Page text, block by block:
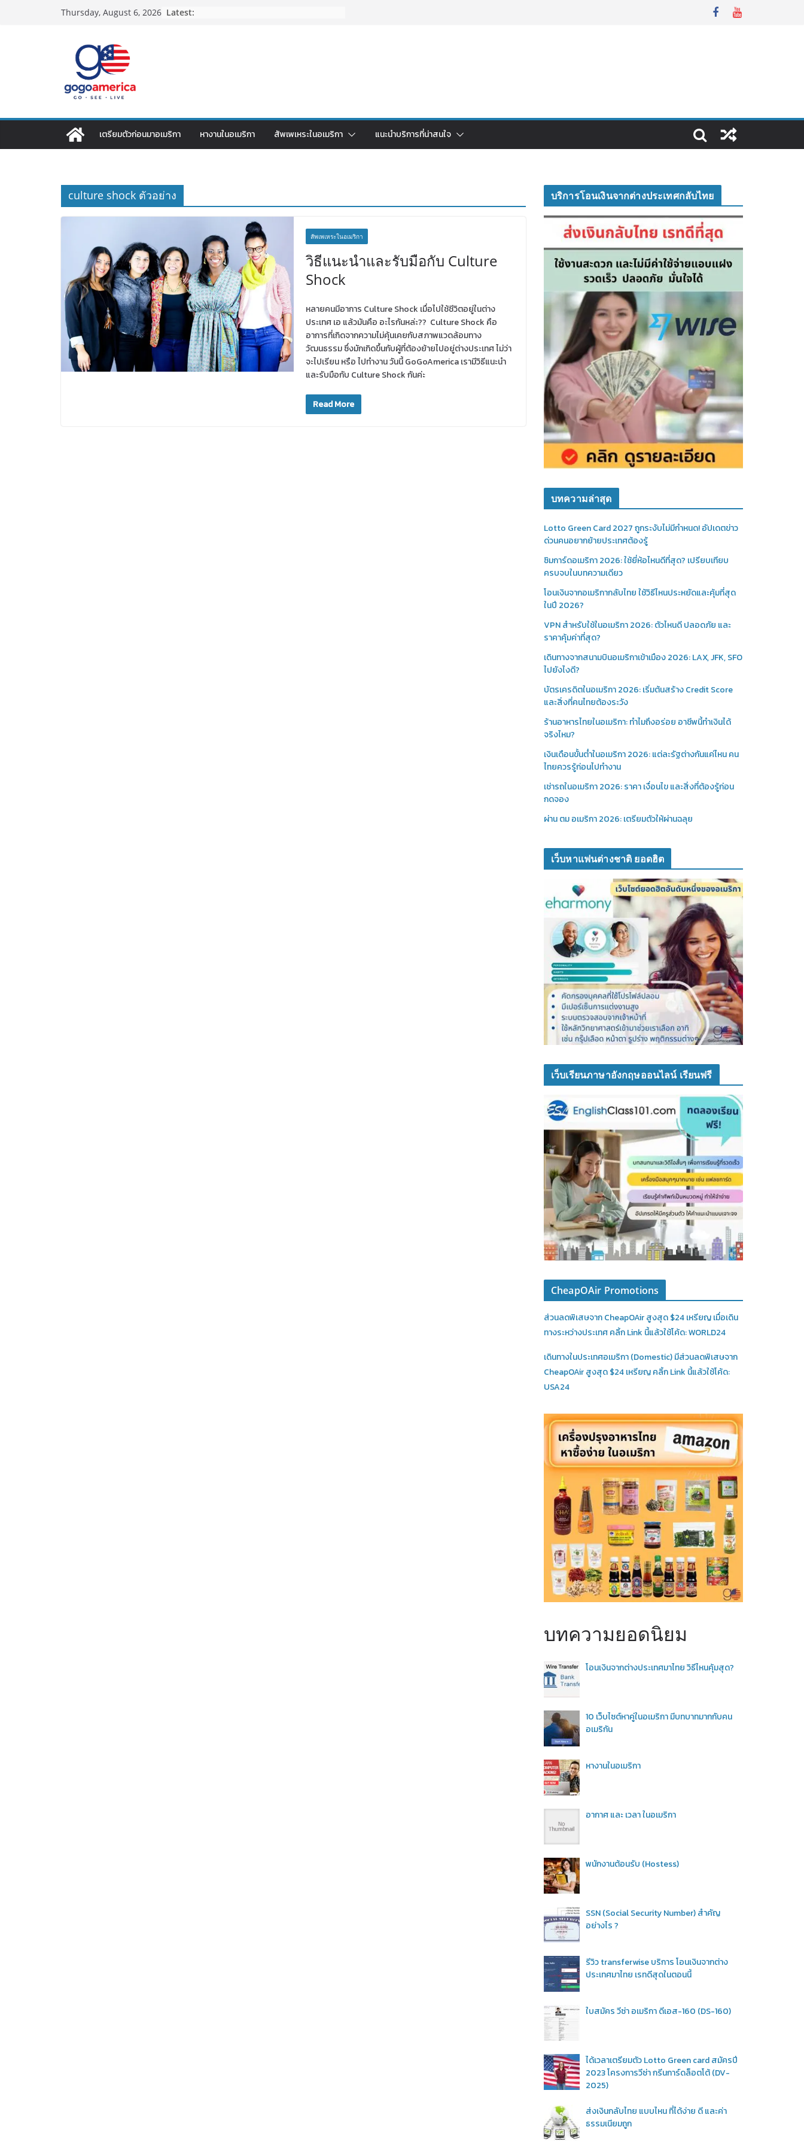
Thursday, August 6, 2026 Latest:
เตรียมตัวก่อนมาอเมริกา หางานในอเมริกา สัพเพเหระในอเมริกา แนะนำบริการที่น่าสนใจ
culture shock ตัวอย่าง
สัพเพเหระในอเมริกา
วิธีแนะนำและรับมือกับ Culture
Shock
หลายคนมีอาการ Culture Shock เมื่อไปใช้ชีวิตอยู่ในต่าง
ประเทศ เอ แล้วมันคือ อะไรกันหล่ะ?? Culture Shock คือ
อาการที่เกิดจากความไม่คุ้นเคยกับสภาพแวดล้อมทาง
วัฒนธรรม ซึ่งมักเกิดขึ้นกับผู้ที่ต้องย้ายไปอยู่ต่างประเทศ ไม่ว่า
จะไปเรียน หรือ ไปทำงาน วันนี้ GoGoAmerica เรามีวิธีแนะนำ
และรับมือกับ Culture Shock กันค่ะ
Read More
บริการโอนเงินจากต่างประเทศกลับไทย
บทความล่าสุด
Lotto Green Card 2027 ถูกระงับไม่มีกำหนด! อัปเดตข่าว
ด่วนคนอยากย้ายประเทศต้องรู้
ซิมการ์ดอเมริกา 2026: ใช้ยี่ห้อไหนดีที่สุด? เปรียบเทียบ
ครบจบในบทความเดียว
โอนเงินจากอเมริกากลับไทย ใช้วิธีไหนประหยัดและคุ้มที่สุด
ในปี 2026?
VPN สำหรับใช้ในอเมริกา 2026: ตัวไหนดี ปลอดภัย และ
ราคาคุ้มค่าที่สุด?
เดินทางจากสนามบินอเมริกาเข้าเมือง 2026: LAX, JFK, SFO
ไปยังไงดี?
บัตรเครดิตในอเมริกา 2026: เริ่มต้นสร้าง Credit Score
และสิ่งที่คนไทยต้องระวัง
ร้านอาหารไทยในอเมริกา: ทำไมถึงอร่อย อาชีพนี้ทำเงินได้
จริงไหม?
เงินเดือนขั้นต่ำในอเมริกา 2026: แต่ละรัฐต่างกันแค่ไหน คน
ไทยควรรู้ก่อนไปทำงาน
เช่ารถในอเมริกา 2026: ราคา เงื่อนไข และสิ่งที่ต้องรู้ก่อน
กดจอง
ผ่าน ตม อเมริกา 2026: เตรียมตัวให้ผ่านฉลุย
เว็บหาแฟนต่างชาติ ยอดฮิต
เว็บเรียนภาษาอังกฤษออนไลน์ เรียนฟรี
CheapOAir Promotions
ส่วนลดพิเสษจาก CheapOAir สูงสุด $24 เหรียญ เมื่อเดิน
ทางระหว่างประเทศ คลิ้ก Link นี้แล้วใช้โค้ด: WORLD24
เดินทางในประเทศอเมริกา (Domestic)มีส่วนลดพิเสษจาก
CheapOAir สูงสุด $24 เหรียญ คลิ้ก Link นี้แล้วใช้โค้ด:
USA24
บทความยอดนิยม
โอนเงินจากต่างประเทศมาไทย วิธีไหนคุ้มสุด?
10 เว็บไซต์หาคู่ในอเมริกา มีบทบาทมากกับคน
อเมริกัน
หางานในอเมริกา
อากาศ และ เวลา ในอเมริกา
พนักงานต้อนรับ (Hostess)
SSN (Social Security Number) สำคัญ
อย่างไร ?
รีวิว transferwise บริการ โอนเงินจากต่าง
ประเทศมาไทย เรทดีสุดในตอนนี้
ใบสมัคร วีซ่า อเมริกา ดีเอส-160 (DS-160)
ได้เวลาเตรียมตัว Lotto Green card สมัครปี
2023 โครงการวีซ่า กรีนการ์ดล็อตโต้ (DV-
2025)
ส่งเงินกลับไทย แบบไหน ที่ได้ง่าย ดี และค่า
ธรรมเนียมถูก